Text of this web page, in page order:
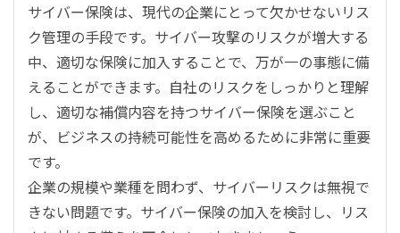
サイバー保険は、現代の企業にとって欠かせないリス
ク管理の手段です。サイバー攻撃のリスクが増大する
中、適切な保険に加入することで、万が一の事態に備
えることができます。自社のリスクをしっかりと理解
し、適切な補償内容を持つサイバー保険を選ぶこと
が、ビジネスの持続可能性を高めるために非常に重要
です。
企業の規模や業種を問わず、サイバーリスクは無視で
きない問題です。サイバー保険の加入を検討し、リス